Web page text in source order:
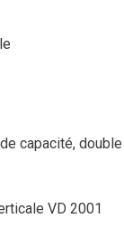
capacité,
VD 2001